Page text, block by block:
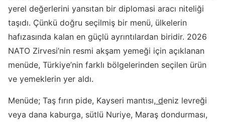
yerel değerlerini yansıtan bir diplomasi aracı niteliği
taşıdı. Çünkü doğru seçilmiş bir menü, ülkelerin
hafızasında kalan en güçlü ayrıntılardan biridir. 2026
NATO Zirvesi’nin resmi akşam yemeği için açıklanan
menüde, Türkiye’nin farklı bölgelerinden seçilen ürün
ve yemeklerin yer aldı.
Menüde; Taş fırın pide, Kayseri mantısı, deniz levreği
veya dana kaburga, sütlü Nuriye, Maraş dondurması,